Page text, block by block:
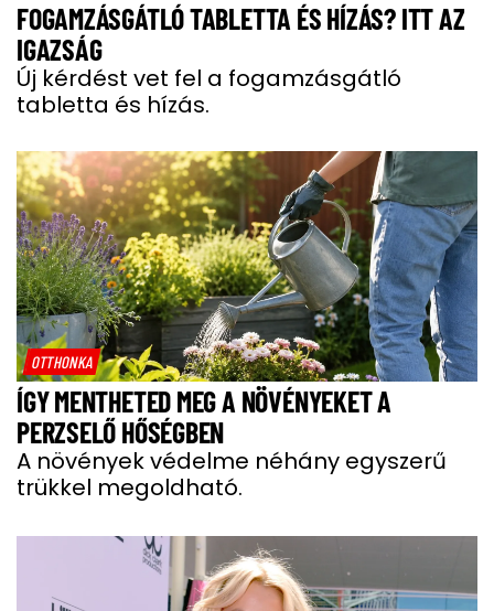
FOGAMZÁSGÁTLÓ TABLETTA ÉS HÍZÁS? ITT AZ
IGAZSÁG
Új kérdést vet fel a fogamzásgátló
tabletta és hízás.
OTTHONKA
ÍGY MENTHETED MEG A NÖVÉNYEKET A
PERZSELŐ HŐSÉGBEN
A növények védelme néhány egyszerű
trükkel megoldható.